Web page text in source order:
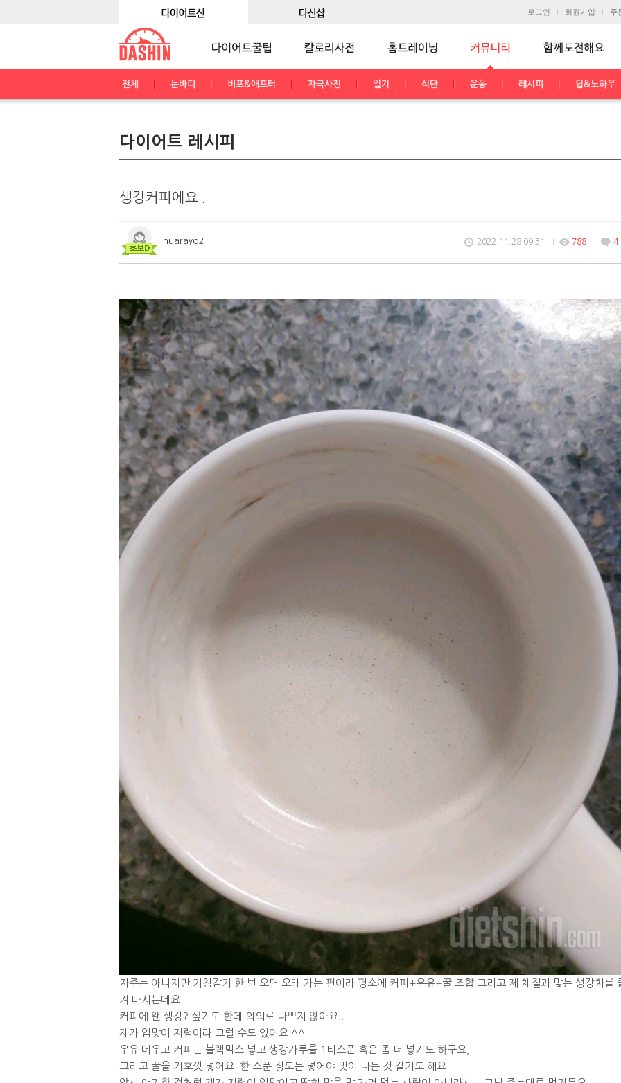
로그인 회원가입 주
전체 눈바디 비포&애프터 자극사진 일기 식단 운동 레시피 팁&노하우
다이어트 레시피
생강커피에요..
nuarayo2 2022.11.28 09:31 788 4
자주는 아니지만 기침감기 한 번 오면 오래 가는 편이라 평소에 커피+우유+꿀 조합 그리고 제 체질과 맞는 생강차를
겨 마시는데요..
커피에 왠 생강? 싶기도 한데 의외로 나쁘지 않아요..
제가 입맛이 저렴이라 그럴 수도 있어요.^^
우유 데우고 커피는 블랙믹스 넣고 생강가루를 1티스푼 혹은 좀 더 넣기도 하구요,
그리고 꿀을 기호껏 넣어요. 한 스푼 정도는 넣어야 맛이 나는 것 같기도 해요.